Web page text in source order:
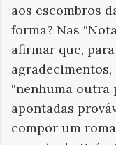
aos escombros
forma? Nas
afirmar que,
“nenhuma outra
apontadas
compor um